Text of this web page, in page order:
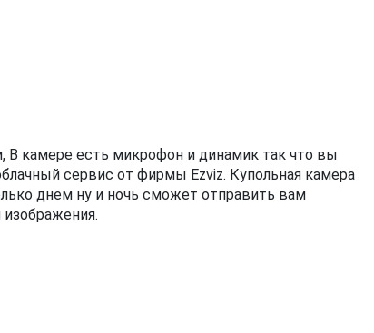
В камере есть микрофон и динамик так что вы
сервис от фирмы Ezviz. Купольная камера
днем ну и ночь сможет отправить вам